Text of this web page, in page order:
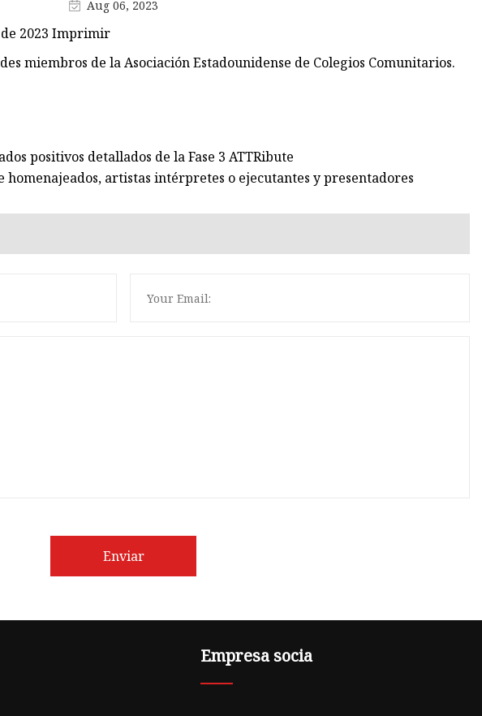
de paneles
ignífugos
Aug 06, 2023
2023 Imprimir
miembros de la Asociación Estadounidense de Colegios Comunitarios.
positivos detallados de la Fase 3 ATTRibute
homenajeados, artistas intérpretes o ejecutantes y presentadores
Enviar
Empresa socia